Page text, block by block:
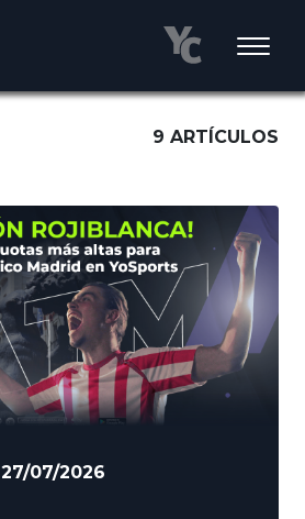
9 ARTÍCULOS
27/07/2026